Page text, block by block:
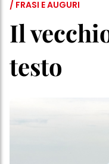
/ FRASI E AUGURI
Il
testo